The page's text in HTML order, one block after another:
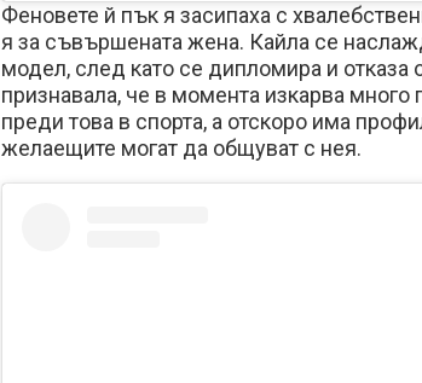
Феновете й пък я засипаха с
я за съвършената жена. Кайла се
модел, след като се дипломира и отказа
признавала, че в момента изкарва много
преди това в спорта, а отскоро има
желаещите могат да общуват с нея.